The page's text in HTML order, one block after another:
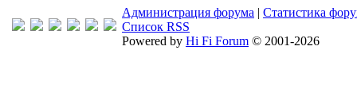
Администрация форума | Статистика
Список RSS
Powered by Hi Fi Forum © 2001-2026